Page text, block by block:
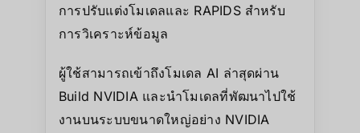
การปรับแต่งโมเดลและ RAPIDS สำหรับ
การวิเคราะห์ข้อมูล
ผู้ใช้สามารถเข้าถึงโมเดล AI ล่าสุดผ่าน
Build NVIDIA และนำโมเดลที่พัฒนาไปใช้
งานบนระบบขนาดใหญ่อย่าง NVIDIA